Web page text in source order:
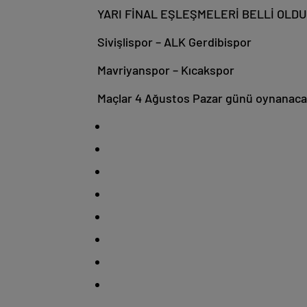
YARI FİNAL EŞLEŞMELERİ BELLİ OLDU
Sivişlispor – ALK Gerdibispor
Mavriyanspor – Kıcakspor
Maçlar 4 Ağustos Pazar günü